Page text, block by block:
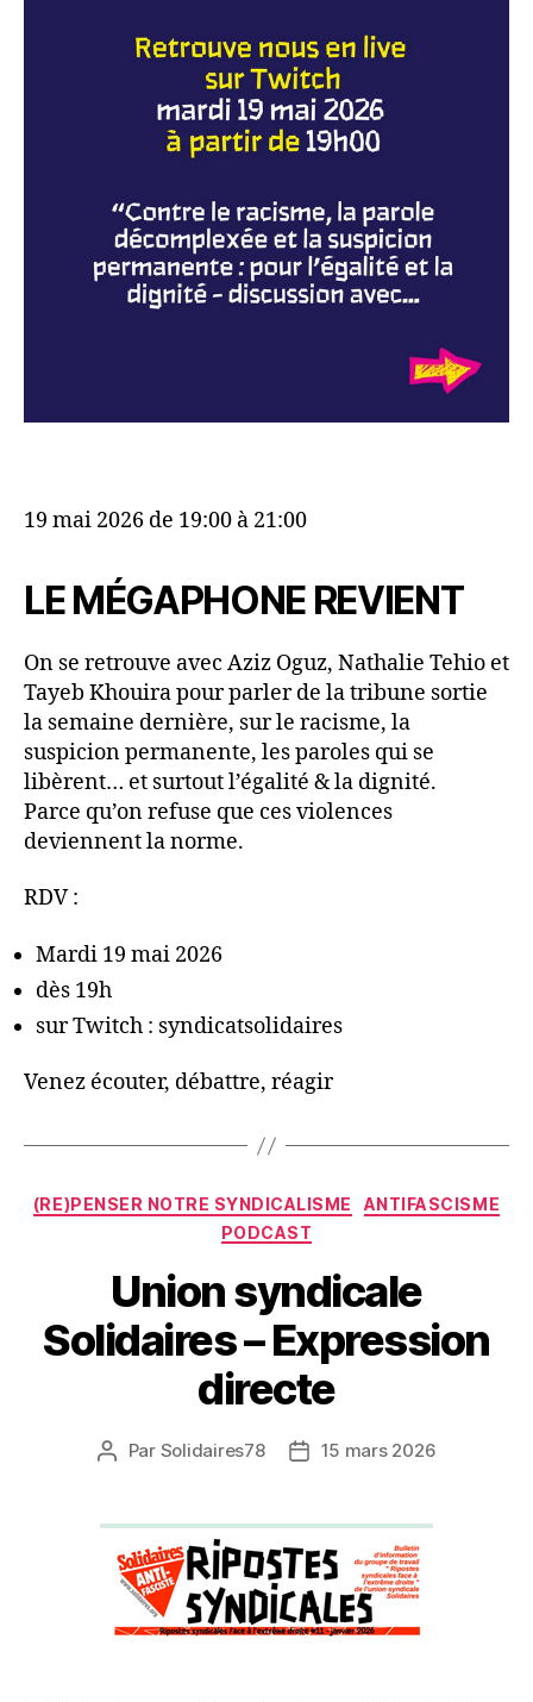
19 mai 2026 de 19:00 à 21:00
LE MÉGAPHONE REVIENT
On se retrouve avec Aziz Oguz, Nathalie Tehio et
Tayeb Khouira pour parler de la tribune sortie
la semaine dernière, sur le racisme, la
suspicion permanente, les paroles qui se
libèrent… et surtout l’égalité & la dignité.
Parce qu’on refuse que ces violences
deviennent la norme.
RDV :
Mardi 19 mai 2026
dès 19h
sur Twitch : syndicatsolidaires
Venez écouter, débattre, réagir
Catégories
(RE)PENSER NOTRE SYNDICALISME
ANTIFASCISME
PODCAST
Union syndicale
Solidaires – Expression
directe
Auteur
Par Solidaires78
Date15 mars 2026